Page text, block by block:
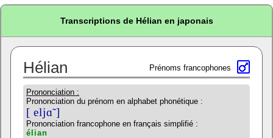
Transcriptions de Hélian en japonais
Hélian Prénoms francophones
Prononciation :
Prononciation du prénom en alphabet phonétique :
[ eljɑ̃ ]
Prononciation francophone en français simplifié :
élian